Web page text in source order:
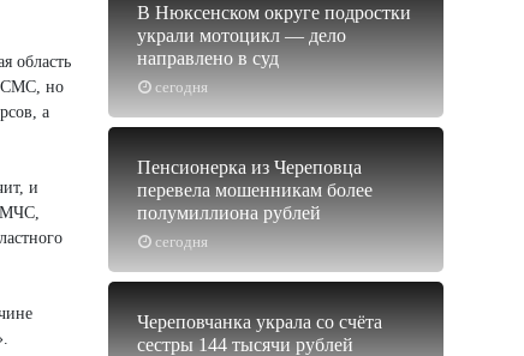
область
СМС, но
а
и
МЧС,
сегодня
В Нюксенском округе подростки
украли мотоцикл — дело
направлено в суд
сегодня
Пенсионерка из Череповца
перевела мошенникам более
полумиллиона рублей
Череповчанка украла со счёта
сестры 144 тысячи рублей